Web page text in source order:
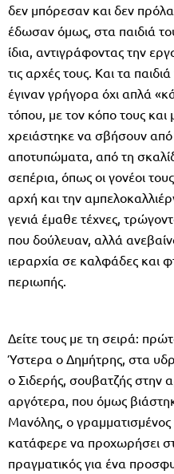
δεν μπόρεσαν και δεν
έδωσαν όμως, στα παιδιά
ίδια, αντιγράφοντας την
τις αρχές τους. Και τα
έγιναν γρήγορα όχι απλά
τόπου, με τον κόπο τους
χρειάστηκε να σβήσουν από
αποτυπώματα, από τη
σεπέρια, όπως οι γονέοι
αρχή και την
γενιά έμαθε τέχνες,
που δούλευαν, αλλά
ιεραρχία σε καλφάδες και
περιωπής.
Δείτε τους με τη σειρά:
Ύστερα ο Δημήτρης, στα
ο Σιδερής, σουβατζής στην
αργότερα, που όμως
Μανόλης, ο γραμματισμένος
κατάφερε να προχωρήσει
πραγματικός για ένα